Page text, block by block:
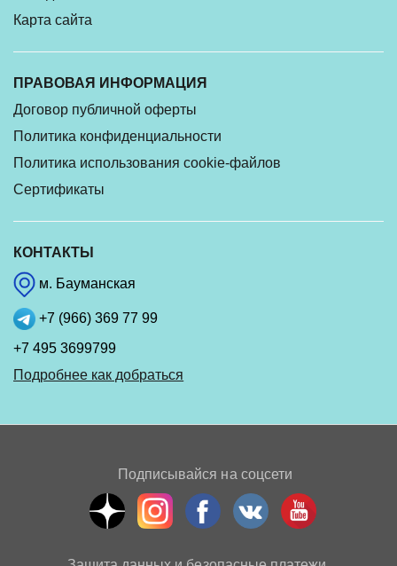
Карта сайта
ПРАВОВАЯ ИНФОРМАЦИЯ
Договор публичной оферты
Политика конфиденциальности
Политика использования cookie-файлов
Сертификаты
КОНТАКТЫ
м. Бауманская
+7 (966) 369 77 99
+7 495 3699799
Подробнее как добраться
Подписывайся на соцсети